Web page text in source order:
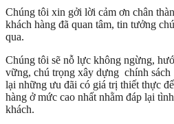
Chúng tôi xin gởi lời cảm ơn chân
khách hàng đã quan tâm, tin tưởng
qua.
Chúng tôi sẽ nỗ lực không ngừng,
vững, chú trọng xây dựng chính sách
lại những ưu đãi có giá trị thiết thực
hàng ở mức cao nhất nhằm đáp lại
khách.